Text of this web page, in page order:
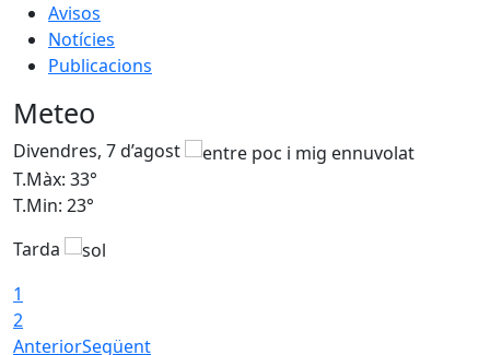
Avisos
Notícies
Publicacions
Meteo
Divendres, 7 d’agost
T.Màx: 33°
T.Min: 23°
Tarda
1
2
AnteriorSegüent